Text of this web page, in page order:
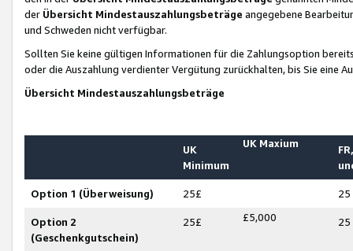
der Übersicht Mindestauszahlungsbeträge angegebene
und Schweden nicht verfügbar.
Sollten Sie keine gültigen Informationen für die Zahlungsoption
oder die Auszahlung verdienter Vergütung zurückhalten, bis Sie
Übersicht Mindestauszahlungsbeträge
UK
Minimum
UK Maxium
Option 1 (Überweisung) 25£ 25
Option 2
(Geschenkgutschein)
25£ £5,000 25